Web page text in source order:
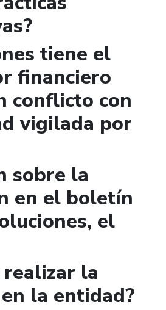
tiene el
financiero
conflicto con
vigilada por
sobre la
en el boletín
el
realizar la
la entidad?